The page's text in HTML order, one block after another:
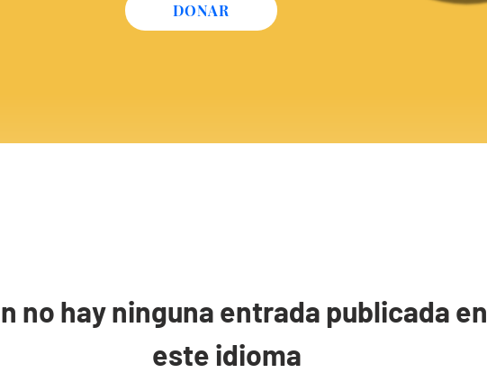
DONAR
no hay ninguna entrada publicada en
este idioma